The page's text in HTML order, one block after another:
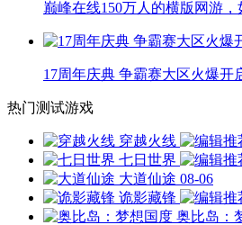
巅峰在线150万人的横版网游
17周年庆典 争霸赛大区火爆开
热门测试游戏
穿越火线
七日世界
大道仙途 08-06
诡影藏锋
奥比岛：